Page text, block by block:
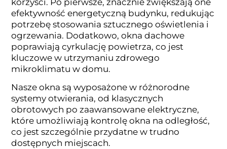
korzyści. Po pierwsze, znacznie zwiększają one
efektywność energetyczną budynku, redukując
potrzebę stosowania sztucznego oświetlenia i
ogrzewania. Dodatkowo, okna dachowe
poprawiają cyrkulację powietrza, co jest
kluczowe w utrzymaniu zdrowego
mikroklimatu w domu.
Nasze okna są wyposażone w różnorodne
systemy otwierania, od klasycznych
obrotowych po zaawansowane elektryczne,
które umożliwiają kontrolę okna na odległość,
co jest szczególnie przydatne w trudno
dostępnych miejscach.